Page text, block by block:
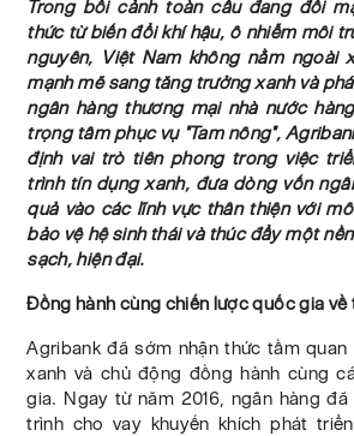
Trong bối cảnh toàn cầu đang đối
thức từ biến đổi khí hậu, ô nhiễm môi
nguyên, Việt Nam không nằm ngoài
mạnh mẽ sang tăng trưởng xanh và
ngân hàng thương mại nhà nước
trọng tâm phục vụ "Tam nông",
định vai trò tiên phong trong việc
trình tín dụng xanh, đưa dòng vốn
quả vào các lĩnh vực thân thiện với
bảo vệ hệ sinh thái và thúc đẩy một
sạch, hiện đại.
Đồng hành cùng chiến lược quốc gia
Agribank đã sớm nhận thức tầm
xanh và chủ động đồng hành cùng
gia. Ngay từ năm 2016, ngân hàng
trình cho vay khuyến khích phát